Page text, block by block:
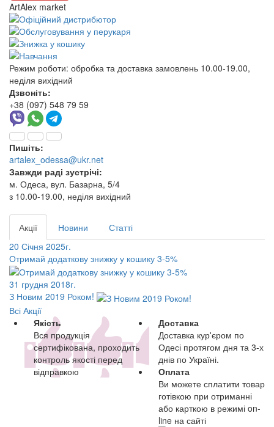
ArtAlex market
Режим роботи: обробка та доставка замовлень 10.00-19.00,
неділя вихідний
Дзвоніть:
+38 (097) 548 79 59
Пишіть:
artalex_odessa@ukr.net
Завжди раді зустрічі:
м. Одеса, вул. Базарна, 5/4
з 10.00-19.00, неділя вихідний
Акції Новини
Статті
20 Січня 2025г.
Отримай додаткову знижку у кошику 3-5%
31 грудня 2018г.
З Новим 2019 Роком!
Всі Акції
Якість
Вся продукція
сертифікована, проходить
контроль якості перед
відправкою
Доставка
Доставка кур'єром по
Одесі протягом дня та 3-х
днів по Україні.
Оплата
Ви можете сплатити товар
готівкою при отриманні
або карткою в режимі on-
line на сайті